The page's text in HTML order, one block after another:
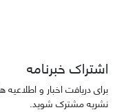
اشتراک خبرنامه
برای دریافت اخبار و
نشریه مشترک شوید.